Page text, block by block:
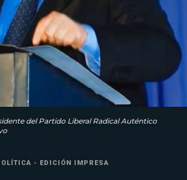
del Partido Liberal Radical Auténtico
- EDICIÓN IMPRESA